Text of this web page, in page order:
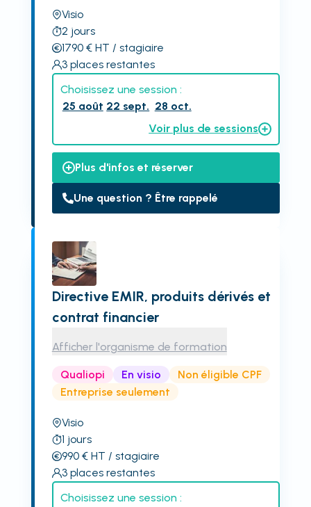
Visio
2 jours
1790€ HT / stagiaire
3 places restantes
Choisissez une session :
25 août 22 sept. 28 oct.
Voir plus de sessions
Plus d'infos et réserver
Une question ? Être rappelé
Directive EMIR, produits dérivés et
contrat financier
Afficher l'organisme de formation
Qualiopi En visio
Non éligible CPF
Entreprise seulement
Visio
1 jours
990€ HT / stagiaire
3 places restantes
Choisissez une session :